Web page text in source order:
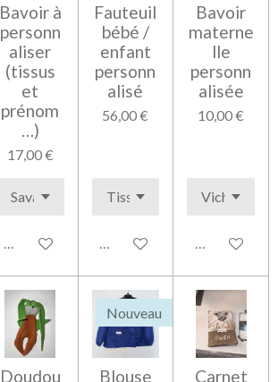
Bavoir à
personn
aliser
(tissus
et
prénom
…)
17,00 €
Voir les détails
Fauteuil
bébé /
enfant
personn
alisé
56,00 €
Voir les détails
Bavoir
materne
lle
personn
alisée
10,00 €
Voir les
Doudou
Nouveau
Blouse Carnet